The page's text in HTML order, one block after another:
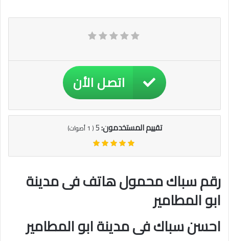
اتصل الأن
تقييم المستخدمون:5
(
1أصوات)
رقم سباك محمول هاتف فى مدينة
ابو المطامير
احسن سباك فى مدينة ابو المطامير